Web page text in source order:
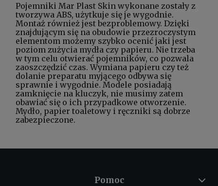
Pojemniki Mar Plast Skin wykonane zostały z
tworzywa ABS, użytkuje się je wygodnie.
Montaż również jest bezproblemowy. Dzięki
znajdującym się na obudowie przezroczystym
elementom możemy szybko ocenić jaki jest
poziom zużycia mydła czy papieru. Nie trzeba
w tym celu otwierać pojemników, co pozwala
zaoszczędzić czas. Wymiana papieru czy też
dolanie preparatu myjącego odbywa się
sprawnie i wygodnie. Modele posiadają
zamknięcie na kluczyk, nie musimy zatem
obawiać się o ich przypadkowe otworzenie.
Mydło, papier toaletowy i ręczniki są dobrze
zabezpieczone.
Pomoc